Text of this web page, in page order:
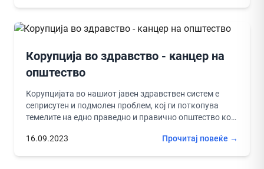
Корупција во здравство - канцер на
општество
Корупцијата во нашиот јавен здравствен систем е
сеприсутен и подмолен проблем, кој ги поткопува
темелите на едно праведно и правично општество кон
16.09.2023
Прочитај повеќе →